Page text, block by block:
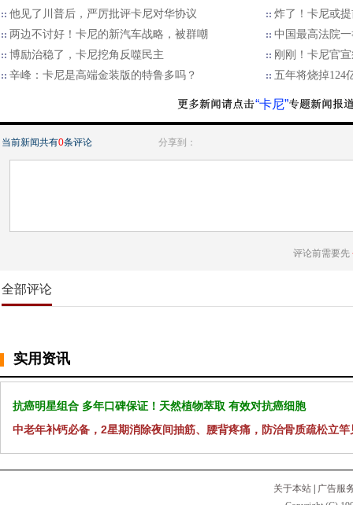
他见了川普后，严厉批评卡尼对华协议
炸了！卡尼或
两边不讨好！卡尼的新汽车战略，被群嘲
中国最高法院
博励治稳了，卡尼挖角反噬民主
刚刚！卡尼官
辛峰：卡尼是高端金装版的特鲁多吗？
五年将烧掉124
“卡尼”
当前新闻共有0条评论 分享到：
评论前需要先
全部评论
实用资讯
抗癌明星组合 多年口碑保证！天然植物萃取 有效对抗癌细胞
中老年补钙必备，2星期消除夜间抽筋、腰背疼痛，防治骨质疏松立竿
关于本站
广告服